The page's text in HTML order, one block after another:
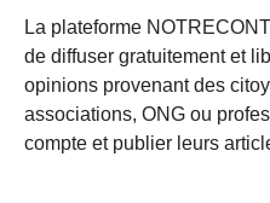
La plateforme
de diffuser gratuitement et
opinions provenant des
associations, ONG ou
compte et publier leurs